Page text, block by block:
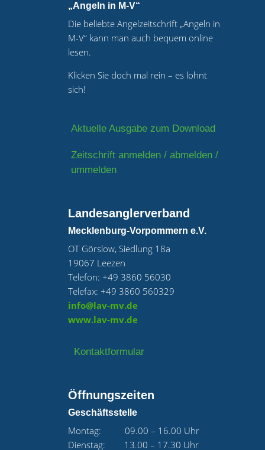
„Angeln in M-V“
Die beliebte Angelzeitschrift „Angeln in
M-V“ kann man auch bequem online
lesen.
Klicken Sie doch mal rein – es lohnt
sich!
Aktuelle Ausgabe zum Download
Zeitschrift anmelden / abmelden /
ummelden
Landesanglerverband
Mecklenburg-Vorpommern e.V.
OT Görslow, Siedlung 18a
19067 Leezen
Telefon: +49 3860 56030
Telefax: +49 3860 560329
info@lav-mv.de
www.lav-mv.de
Kontaktformular
Öffnungszeiten
Geschäftsstelle
Montag: 09.00 – 16.00 Uhr
Dienstag: 13.00 – 17.30 Uhr